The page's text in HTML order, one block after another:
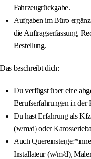
Fahrzeugrückgabe.
Aufgaben im Büro
die Auftragserfassung,
Bestellung.
Das beschreibt dich:
Du verfügst über eine
Berufserfahrungen in der
Du hast Erfahrung als
(w/m/d) oder
Auch
Installateur (w/m/d),